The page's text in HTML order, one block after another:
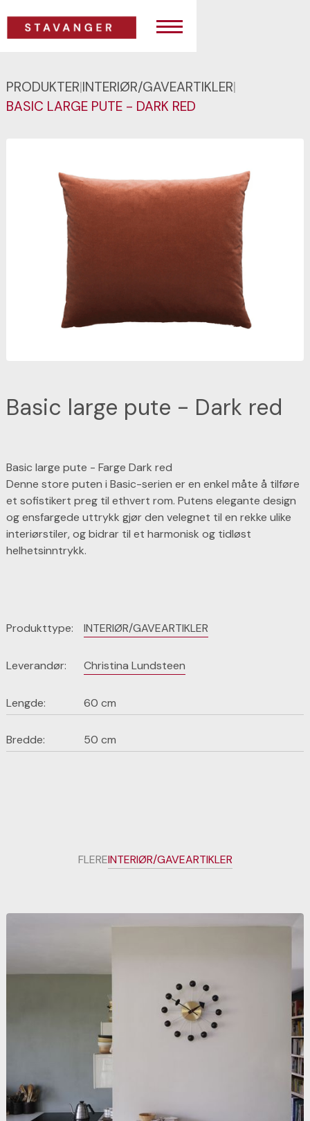
PRODUKTER|INTERIØR/GAVEARTIKLER|
BASIC LARGE PUTE - DARK RED
Basic large pute - Dark red
Basic large pute - Farge Dark red
Denne store puten i Basic-serien er en enkel måte å tilføre
et sofistikert preg til ethvert rom. Putens elegante design
og ensfargede uttrykk gjør den velegnet til en rekke ulike
interiørstiler, og bidrar til et harmonisk og tidløst
helhetsinntrykk.
Produkttype: INTERIØR/GAVEARTIKLER
Leverandør: Christina Lundsteen
Lengde: 60 cm
Bredde: 50 cm
FLEREINTERIØR/GAVEARTIKLER